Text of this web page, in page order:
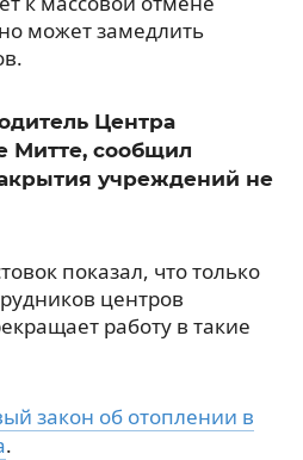
может замедлить
Центра
Митте, сообщил
учреждений не
показал, что только
центров
работу в такие
закон об отоплении в
.